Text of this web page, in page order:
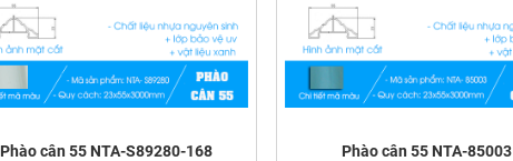
Phào cân 55 NTA-S89280-168 Phào cân 55 NTA-85003